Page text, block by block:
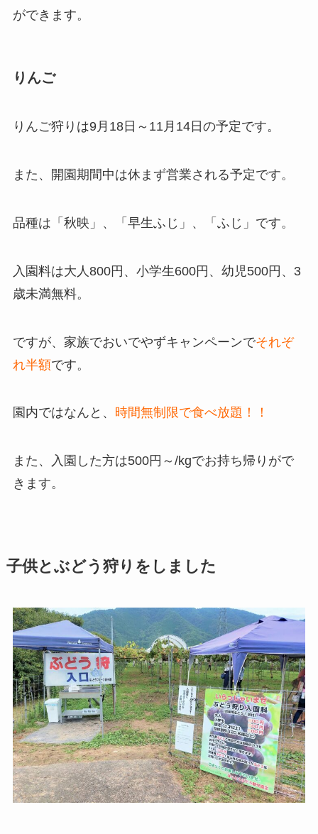
ができます。
りんご
りんご狩りは9月18日～11月14日の予定です。
また、開園期間中は休まず営業される予定です。
品種は「秋映」、「早生ふじ」、「ふじ」です。
入園料は大人800円、小学生600円、幼児500円、3
歳未満無料。
ですが、家族でおいでやずキャンペーンでそれぞ
れ半額です。
園内ではなんと、 時間無制限で食べ放題！！
また、入園した方は500円～/kgでお持ち帰りがで
きます。
子供とぶどう狩りをしました